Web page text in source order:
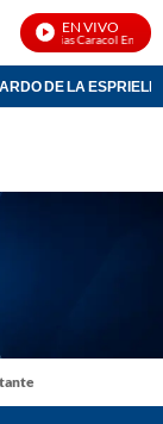
EN VIVO
Noticias Caracol En Vivo
DE LA